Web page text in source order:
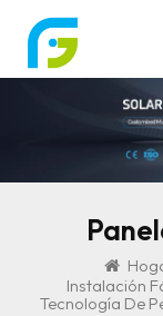
Instalación
Tecnología De